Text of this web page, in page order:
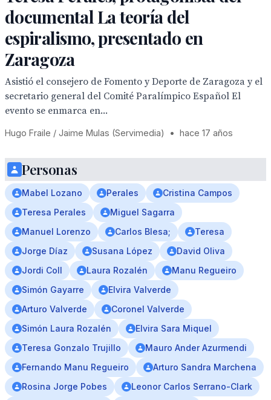
documental La teoría del
espiralismo, presentado en
Zaragoza
Asistió el consejero de Fomento y Deporte de Zaragoza y el
secretario general del Comité Paralímpico Español El
evento se enmarca en...
Hugo Fraile / Jaime Mulas (Servimedia) • hace 17 años
Personas
Mabel Lozano Perales
Cristina Campos
Teresa Perales
Miguel Sagarra
Manuel Lorenzo
Carlos Blesa;
Teresa
Jorge Díaz
Susana López
David Oliva
Jordi Coll
Laura Rozalén
Manu Regueiro
Simón Gayarre
Elvira Valverde
Arturo Valverde
Coronel Valverde
Simón Laura Rozalén
Elvira Sara Miquel
Teresa Gonzalo Trujillo
Mauro Ander Azurmendi
Fernando Manu Regueiro
Arturo Sandra Marchena
Rosina Jorge Pobes
Leonor Carlos Serrano-Clark